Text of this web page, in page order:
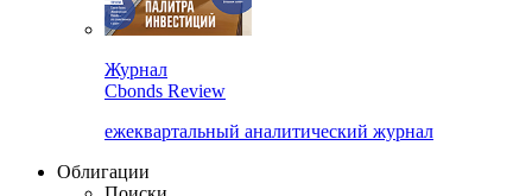
Cbonds Review